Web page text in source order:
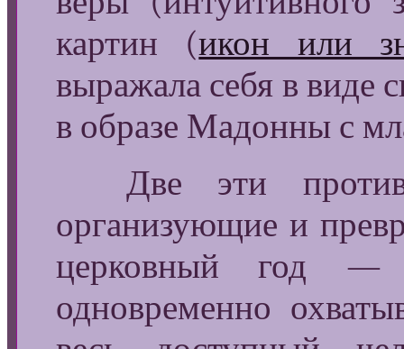
картин (икон или
выражала себя в виде
в образе Мадонны с
Две эти
организующие и
церковный год
одновременно